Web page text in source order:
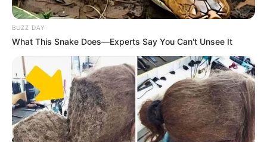
(foto: fandom)
Kento Nanami adalah lulusan Sekolah Jujutsu yang jadi penyihir
profesional. Kento kekuatannya sangat hebat. Dengan
kehebatannya ia bisa membasmi iblis terkutuk, bahkan hanya
memakai pedang yang tumpul.
Sampai sekarang ini belum terlalu terlihat kekuatan yang
sebenarnya dari Kento Nanami. Meskipun demikian, ia telah
berhasil menjadi terlalu kuat.
BUZZ DAY
What This Snake Does—Experts Say You Can't Unsee It